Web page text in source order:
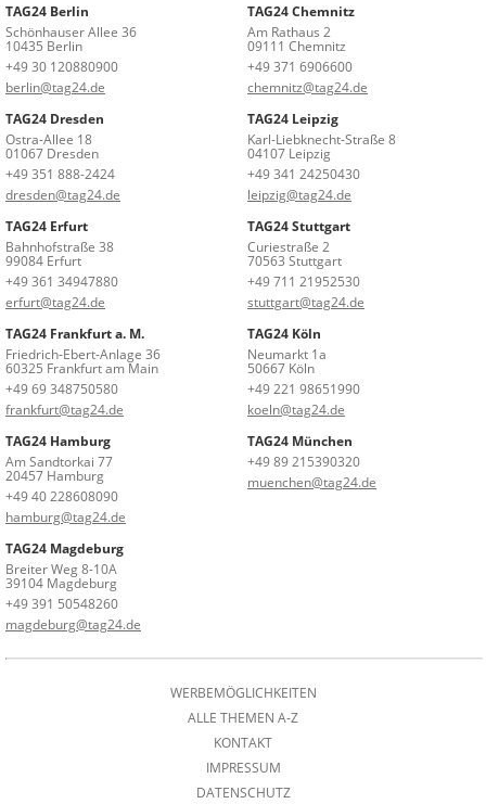
TAG24 Berlin
Schönhauser Allee 36
10435 Berlin
+49 30 120880900
berlin@tag24.de
TAG24 Chemnitz
Am Rathaus 2
09111 Chemnitz
+49 371 6906600
chemnitz@tag24.de
TAG24 Dresden
Ostra-Allee 18
01067 Dresden
+49 351 888-2424
dresden@tag24.de
TAG24 Leipzig
Karl-Liebknecht-Straße 8
04107 Leipzig
+49 341 24250430
leipzig@tag24.de
TAG24 Erfurt
Bahnhofstraße 38
99084 Erfurt
+49 361 34947880
erfurt@tag24.de
TAG24 Stuttgart
Curiestraße 2
70563 Stuttgart
+49 711 21952530
stuttgart@tag24.de
TAG24 Frankfurt a. M.
Friedrich-Ebert-Anlage 36
60325 Frankfurt am Main
+49 69 348750580
frankfurt@tag24.de
TAG24 Köln
Neumarkt 1a
50667 Köln
+49 221 98651990
koeln@tag24.de
TAG24 Hamburg
Am Sandtorkai 77
20457 Hamburg
+49 40 228608090
hamburg@tag24.de
TAG24 München
+49 89 215390320
muenchen@tag24.de
TAG24 Magdeburg
Breiter Weg 8-10A
39104 Magdeburg
+49 391 50548260
magdeburg@tag24.de
WERBEMÖGLICHKEITEN
ALLE THEMEN A-Z
KONTAKT
IMPRESSUM
DATENSCHUTZ